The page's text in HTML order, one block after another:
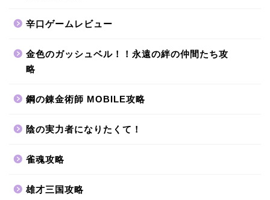
辛口ゲームレビュー
金色のガッシュベル！！永遠の絆の仲間たち攻
略
鋼の錬金術師 MOBILE攻略
陰の実力者になりたくて！
雀魂攻略
雄才三国攻略